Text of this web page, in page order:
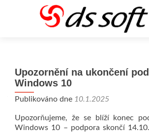
Upozornění na ukončení
Windows 10
Publikováno dne 10.1.2025
Upozorňujeme, že se blíží konec
Windows 10 – podpora skončí